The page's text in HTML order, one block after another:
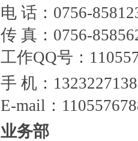
电 话：0756-
传 真：0756-
工作QQ号：
手 机：
E-mail：
业务部